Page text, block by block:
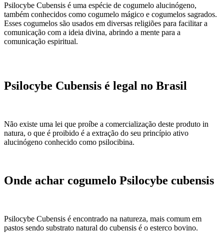
Psilocybe Cubensis é uma espécie de cogumelo alucinógeno,
também conhecidos como cogumelo mágico e cogumelos sagrados.
Esses cogumelos são usados em diversas religiões para facilitar a
comunicação com a ideia divina, abrindo a mente para a
comunicação espiritual.
Psilocybe Cubensis é legal no Brasil
Não existe uma lei que proíbe a comercialização deste produto in
natura, o que é proibido é a extração do seu princípio ativo
alucinógeno conhecido como psilocibina.
Onde achar cogumelo Psilocybe cubensis
Psilocybe Cubensis é encontrado na natureza, mais comum em
pastos sendo substrato natural do cubensis é o esterco bovino.